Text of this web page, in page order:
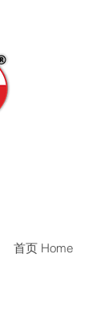
首页 Home